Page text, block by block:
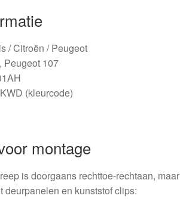
/ Citroën / Peugeot
Peugeot 107
(kleurcode)
montage
is doorgaans rechttoe-rechtaan, maar
deurpanelen en kunststof clips: